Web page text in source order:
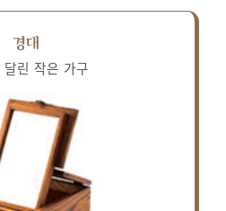
경대
달린 작은 가구